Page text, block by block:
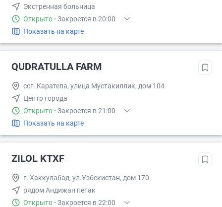
Экстренная больница
Открыто · Закроется в 20:00
Показать на карте
QUDRATULLA FARM
ссг. Каpатепа, улица Мустакиллик, дом 104
Центр города
Открыто · Закроется в 21:00
Показать на карте
ZILOL KTXF
г. Хаккулабад, ул.Узбекистан, дом 170
рядом Андижан петак
Открыто · Закроется в 22:00